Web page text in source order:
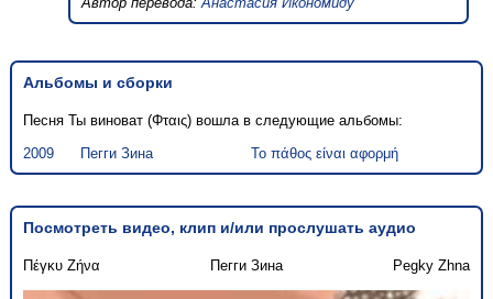
Альбомы и сборки
Песня Ты виноват (Φταις) вошла в следующие альбомы:
2009
Пегги Зина Το πάθος είναι αφορμή
Посмотреть видео, клип и/или прослушать аудио
Πέγκυ Ζήνα Пегги Зина Pegky Zhna